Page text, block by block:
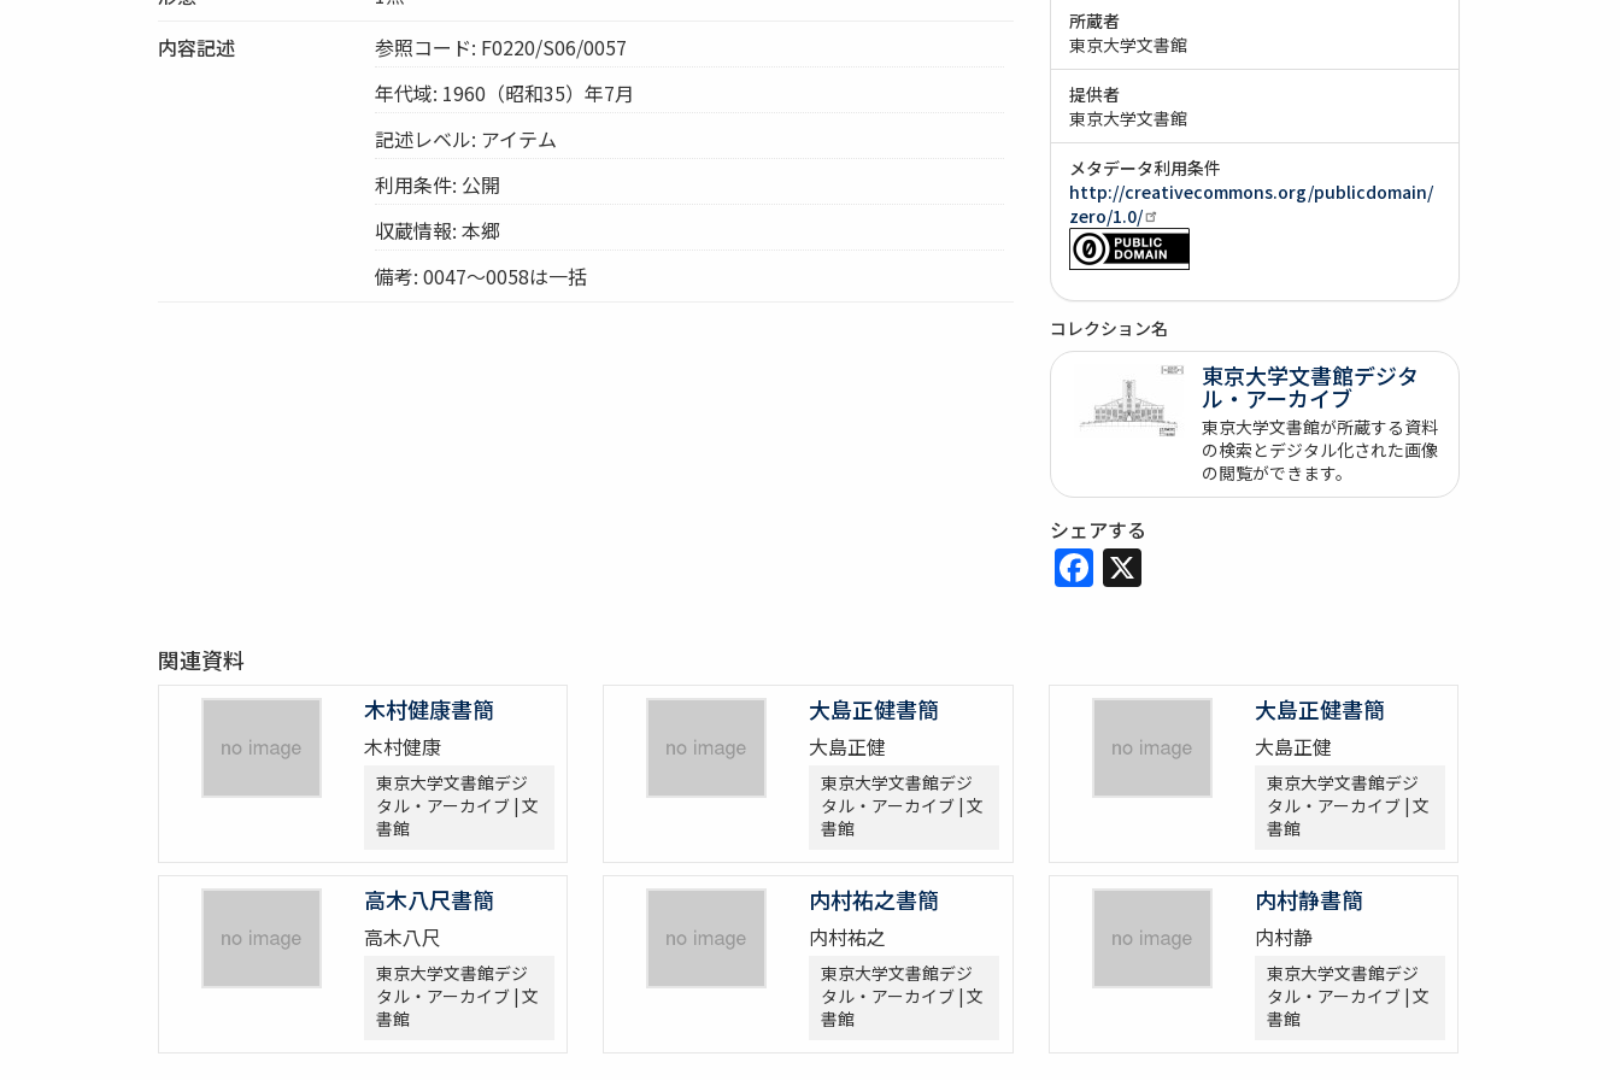
内容記述
参照コード: F0220/S06/0057
年代域: 1960（昭和35）年7月
記述レベル: アイテム
利用条件: 公開
収蔵情報: 本郷
備考: 0047～0058は一括
所蔵者
東京大学文書館
提供者
東京大学文書館
メタデータ利用条件
http://creativecommons.org/publicdomain/
zero/1.0/
コレクション名
東京大学文書館デジタ
ル・アーカイブ
東京大学文書館が所蔵する資料
の検索とデジタル化された画像
の閲覧ができます。
シェアする
Facebook
X
関連資料
木村健康書簡
木村健康
東京大学文書館デジ
タル・アーカイブ | 文
書館
大島正健書簡
大島正健
東京大学文書館デジ
タル・アーカイブ | 文
書館
大島正健書簡
大島正健
東京大学文書館デジ
タル・アーカイブ | 文
書館
高木八尺書簡
高木八尺
東京大学文書館デジ
タル・アーカイブ | 文
書館
内村祐之書簡
内村祐之
東京大学文書館デジ
タル・アーカイブ | 文
書館
内村静書簡
内村静
東京大学文書館デジ
タル・アーカイブ | 文
書館